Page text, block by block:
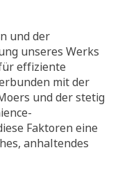
und der
unseres Werks
effiziente
mit der
und der stetig
Faktoren eine
anhaltendes